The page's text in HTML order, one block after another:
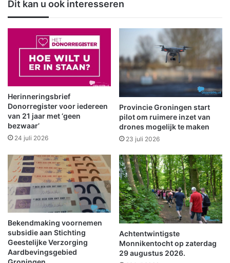
e
n
F
r
w
o
l
d
e
r
r
u
i
m
e
n
o
r
s
t
v
o
l
g
e
w
e
e
k
e
n
d
z
o
Dit kan u ook interesseren
Herinneringsbrief
Donorregister voor iedereen
van 21 jaar met ‘geen
bezwaar’
24 juli 2026
Provincie Groningen start
pilot om ruimere inzet van
drones mogelijk te maken
23 juli 2026
Bekendmaking voornemen
subsidie aan Stichting
Geestelijke Verzorging
Aardbevingsgebied
Achtentwintigste
Monnikentocht op zaterdag
29 augustus 2026.